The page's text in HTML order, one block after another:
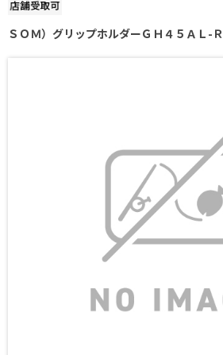
ＳＯＭ）グリップホルダーＧＨ４５ＡＬ-Ｒ